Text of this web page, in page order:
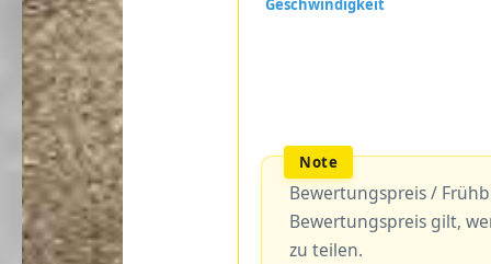
Bewertungspreis /
Bewertungspreis gilt,
zu teilen.